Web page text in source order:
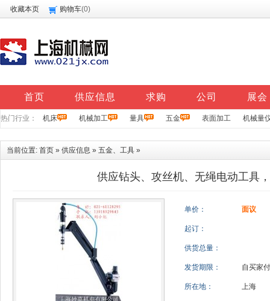
收藏本页 购物车(0)
首页 供应信息 求购 公司 展会
热门行业： 机床 机械加工 量具 五金 表面加工 机械量
当前位置: 首页 » 供应信息 » 五金、工具 »
供应钻头、攻丝机、无绳电动工具
单价： 面议
起订：
供货总量：
发货期限： 自买家
所在地： 上海